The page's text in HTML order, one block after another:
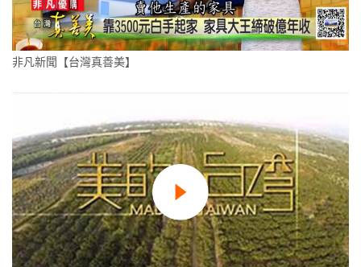
非凡新聞【台灣真善美】